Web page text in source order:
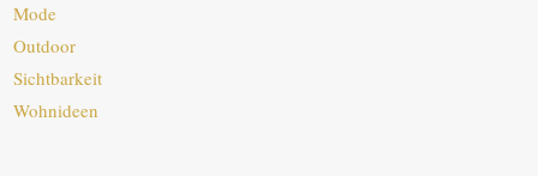
Mode
Outdoor
Sichtbarkeit
Wohnideen